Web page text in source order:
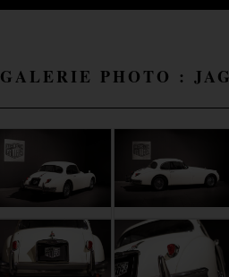
GALERIE PHOTO :